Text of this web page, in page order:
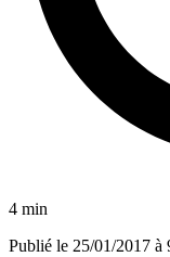
4 min
Publié le 25/01/2017 à